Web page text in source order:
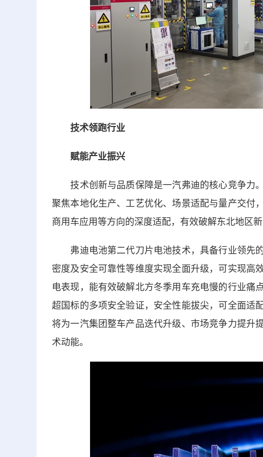
技术领跑行业
赋能产业振兴
技术创新与品质保障是一汽弗迪的核心竞争力
聚焦本地化生产、工艺优化、场景适配与量产交付
商用车应用等方向的深度适配，有效破解东北地区新
弗迪电池第二代刀片电池技术，具备行业领先
密度及安全可靠性等维度实现全面升级，可实现高
电表现，能有效破解北方冬季用车充电慢的行业痛
超国标的多项安全验证，安全性能拔尖，可全面适
将为一汽集团整车产品迭代升级、市场竞争力提升
术动能。